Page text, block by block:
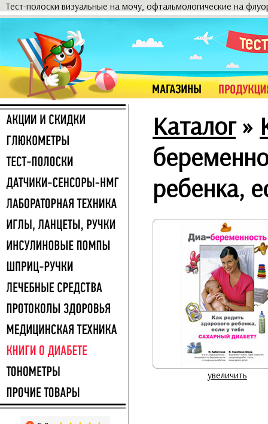
Тест-полоски визуальные на мочу, офтальмологические на
Каталог»
ребенка,
увеличить